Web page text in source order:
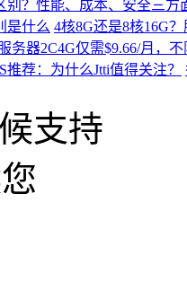
？性能、成本、安全三方
是什么 4核8G还是8核16G
务器2C4G仅需$9.66/月，
推荐：为什么Jtti值得关注？
支持